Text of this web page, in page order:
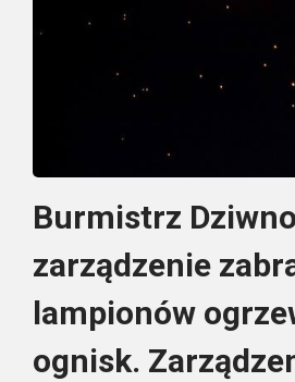
Burmistrz
zarządzenie
lampionów
ognisk.